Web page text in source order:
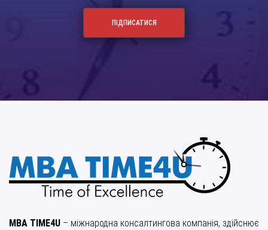
MBA TIME4U – міжнародна консалтингова компанія, здійснює